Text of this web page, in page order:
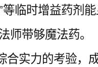
等临时增益药剂
师带够魔法药。
合实力的考验，